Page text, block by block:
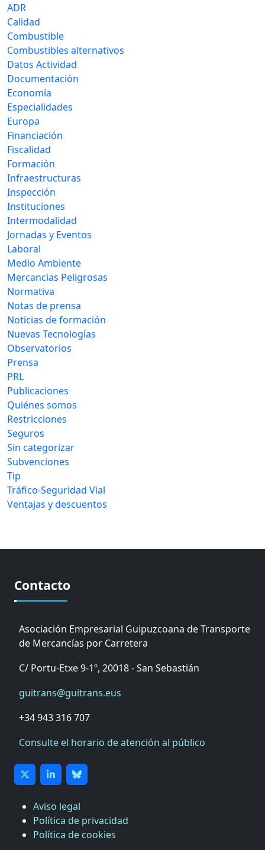
ADR
Calidad
Combustible
Combustibles alternativos
Datos Actividad
Documentación
Economía
Especialidades
Europa
Financiación
Fiscalidad
Formación
Infraestructuras
Inspección
Instituciones
Intermodalidad
Jornadas y Eventos
Laboral
Medio Ambiente
Mercancias Peligrosas
Normativa
Notas de prensa
Noticias de formación
Nuevas Tecnologías
Observatorios
Prensa
PRL
Publicaciones
Quiénes somos
Restricciones
Seguros
Sin categorizar
Subvenciones
Tip
Tráfico-Seguridad Vial
Ventajas y descuentos
Contacto
Asociación Empresarial Guipuzcoana de Transporte
de Mercancías por Carretera
C/ Portu-Etxe 9-1º, 20018 - San Sebastián
guitrans@guitrans.eus
+34 943 316 707
Consulte el horario de atención al público
Aviso legal
Política de privacidad
Política de cookies